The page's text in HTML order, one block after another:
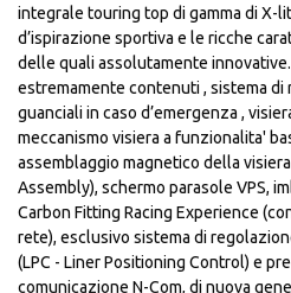
integrale touring top di gamma di X-
d’ispirazione sportiva e le ricche
delle quali assolutamente
estremamente contenuti , sistema
guanciali in caso d’emergenza ,
meccanismo visiera a funzionalita'
assemblaggio magnetico della
Assembly), schermo parasole VPS,
Carbon Fitting Racing Experience
rete), esclusivo sistema di
(LPC - Liner Positioning Control) e
comunicazione N-Com, di nuova